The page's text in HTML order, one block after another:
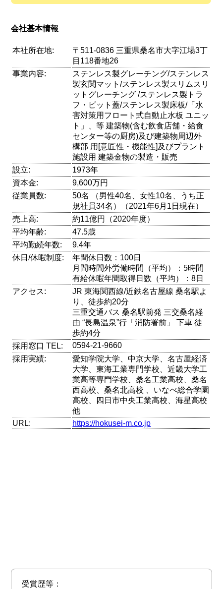
会社基本情報
本社所在地:
〒511-0836 三重県桑名市大字江場3丁
目118番地26
事業内容:
ステンレス製グレーチング/ステンレス
製玄関マット/ステンレス製スリムスリ
ットグレーチング /ステンレス製トラ
フ・ピット蓋/ステンレス製床板/「水
害対策用フロート式自動止水板 ユニッ
ト」、等 建築物(含む飲食店舗・給食
センター等の厨房)及び建築物周辺外
構部 用[意匠性・機能性]及びプラント
施設用 建築金物の製造・販売
設立:
1973年
資本金:
9,600万円
従業員数:
50名 （男性40名、女性10名、うち正
規社員34名）（2021年6月1日現在）
売上高:
約11億円（2020年度）
平均年齢:
47.5歳
平均勤続年数:
9.4年
休日/休暇制度:
年間休日数：100日
月間時間外労働時間（平均）：5時間
有給休暇年間取得日数（平均）：8日
アクセス:
JR 東海関西線/近鉄名古屋線 桑名駅よ
り、徒歩約20分
三重交通バス 桑名駅前発 三交桑名経
由 “長島温泉”行「消防署前」 下車 徒
歩約4分
採用窓口 TEL:
0594-21-9660
採用実績:
愛知学院大学、中京大学、名古屋経済
大学、東海工業専門学校、近畿大学工
業高等専門学校、桑名工業高校、桑名
西高校、桑名北高校 、いなべ総合学園
高校、四日市中央工業高校、海星高校
他
URL:
https://hokusei-m.co.jp
受賞歴等：